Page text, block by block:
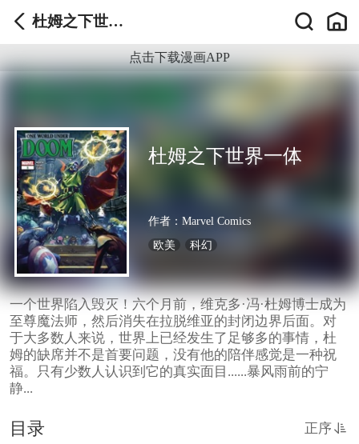
杜姆之下世界
一体
点击下载漫画APP
杜姆之下世界一体
作者：Marvel Comics
欧美
科幻
一个世界陷入毁灭！六个月前，维克多·冯·杜姆博士成为
至尊魔法师，然后消失在拉脱维亚的封闭边界后面。对
于大多数人来说，世界上已经发生了足够多的事情，杜
姆的缺席并不是首要问题，没有他的陪伴感觉是一种祝
福。只有少数人认识到它的真实面目......暴风雨前的宁
静...
目录 正序